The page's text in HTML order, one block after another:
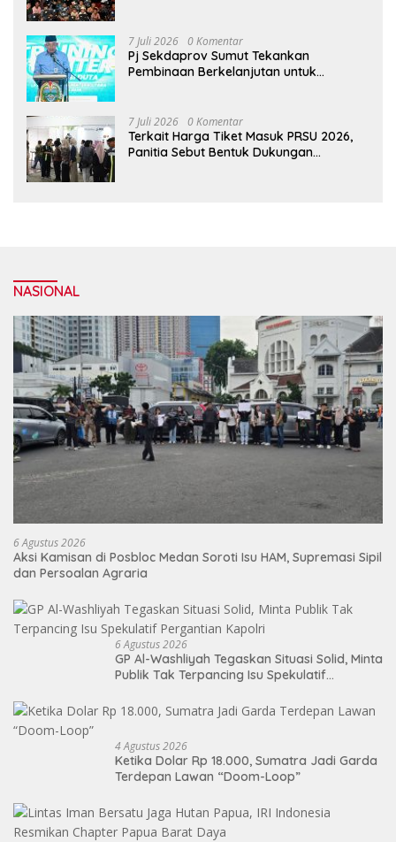
7 Juli 2026 0 Komentar
Pj Sekdaprov Sumut Tekankan
Pembinaan Berkelanjutan untuk
7 Juli 2026 0 Komentar
Terkait Harga Tiket Masuk PRSU 2026,
Panitia Sebut Bentuk Dukungan
NASIONAL
6 Agustus 2026
Aksi Kamisan di Posbloc Medan Soroti Isu HAM, Supremasi Sipil
dan Persoalan Agraria
6 Agustus 2026
GP Al-Washliyah Tegaskan Situasi Solid, Minta
Publik Tak Terpancing Isu Spekulatif
4 Agustus 2026
Ketika Dolar Rp 18.000, Sumatra Jadi Garda
Terdepan Lawan “Doom-Loop”